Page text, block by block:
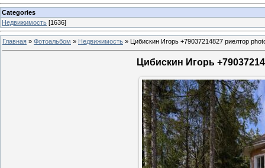
Categories
Недвижимость [1636]
Главная » Фотоальбом » Недвижимость » Цибискин Игорь +79037214827 риелтор
Цибискин Игорь